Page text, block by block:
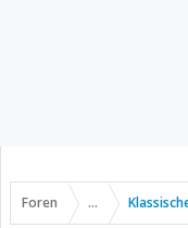
Foren ...